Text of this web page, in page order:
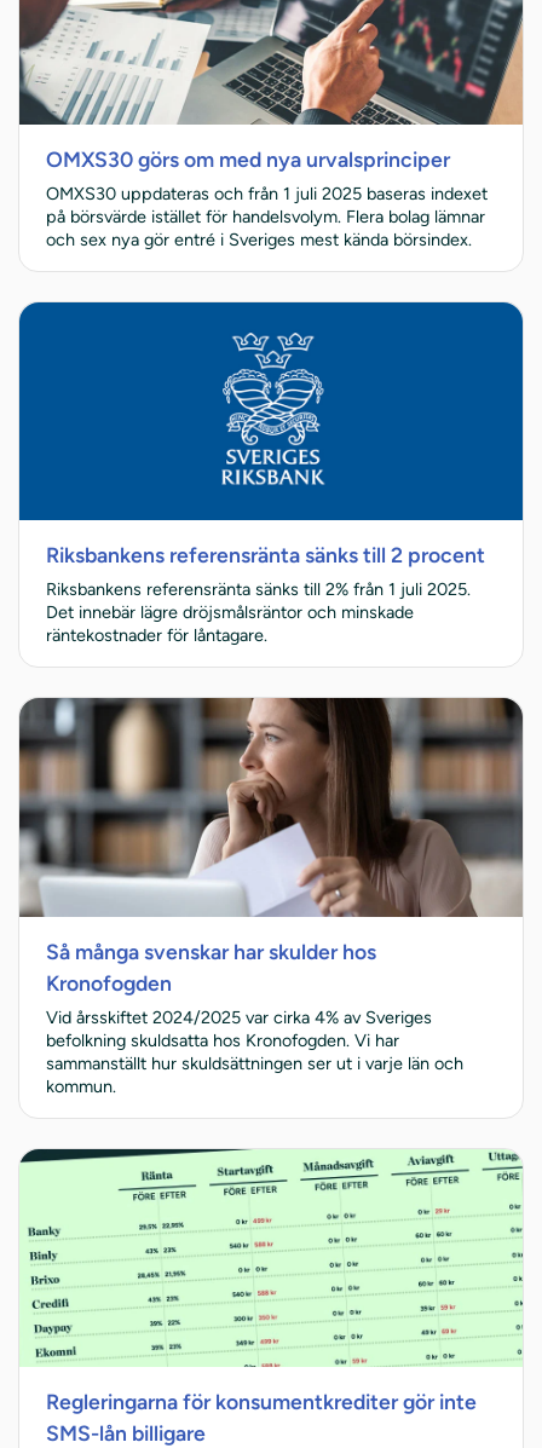
OMXS30 görs om med nya urvalsprinciper
OMXS30 uppdateras och från 1 juli 2025 baseras indexet
på börsvärde istället för handelsvolym. Flera bolag lämnar
och sex nya gör entré i Sveriges mest kända börsindex.
Riksbankens referensränta sänks till 2 procent
Riksbankens referensränta sänks till 2% från 1 juli 2025.
Det innebär lägre dröjsmålsräntor och minskade
räntekostnader för låntagare.
Så många svenskar har skulder hos
Kronofogden
Vid årsskiftet 2024/2025 var cirka 4% av Sveriges
befolkning skuldsatta hos Kronofogden. Vi har
sammanställt hur skuldsättningen ser ut i varje län och
kommun.
Regleringarna för konsumentkrediter gör inte
SMS-lån billigare